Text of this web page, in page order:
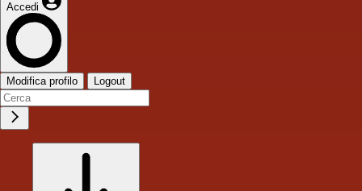
Accedi
Modifica profilo Logout